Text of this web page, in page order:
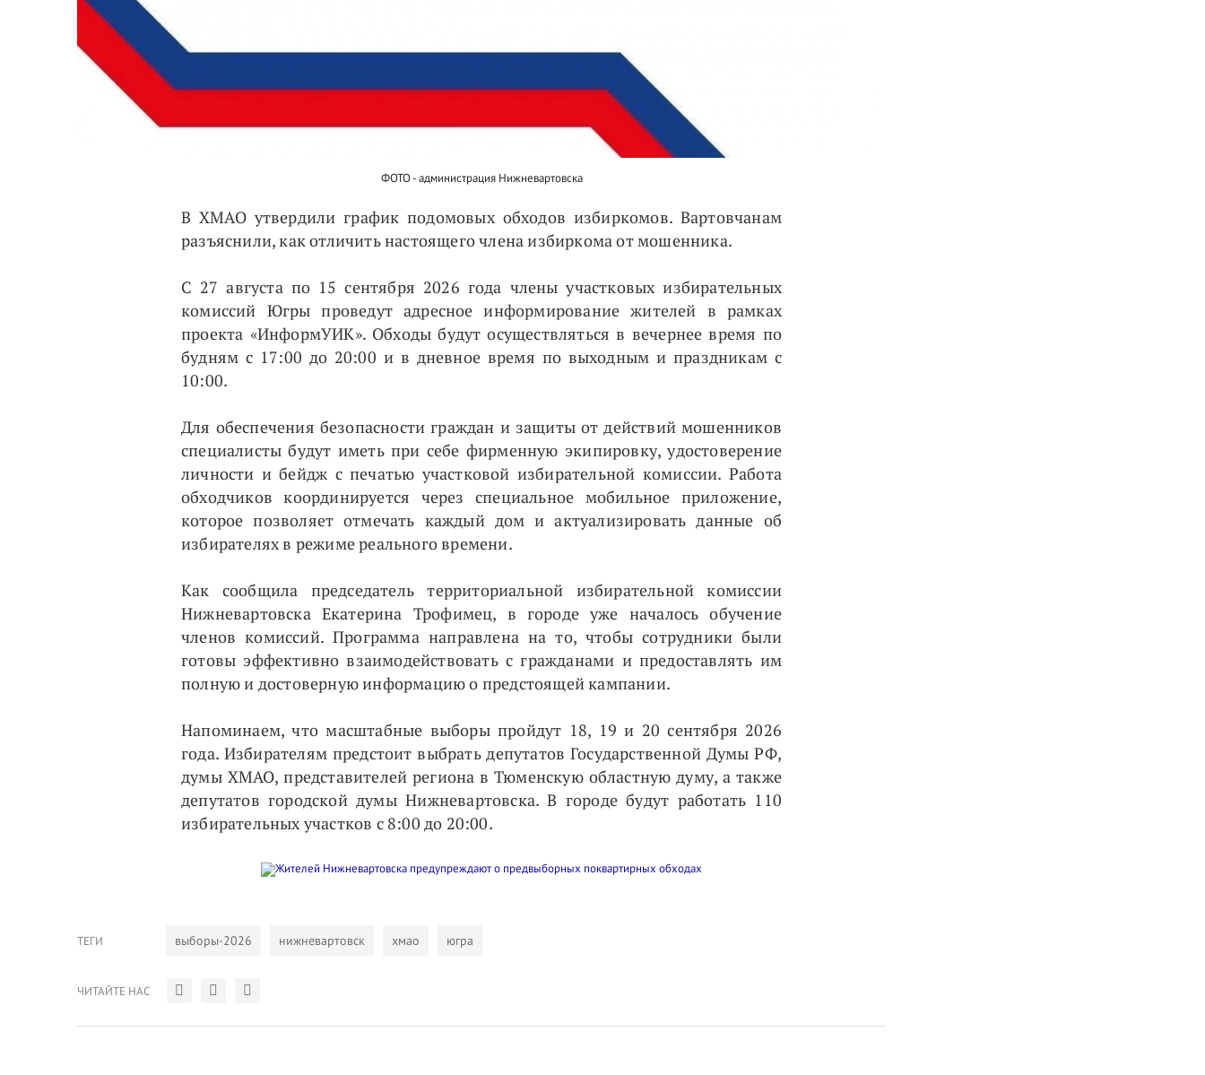
ФОТО - администрация Нижневартовска
В ХМАО утвердили график подомовых обходов избиркомов. Вартовчанам
разъяснили, как отличить настоящего члена избиркома от мошенника.
С 27 августа по 15 сентября 2026 года члены участковых избирательных
комиссий Югры проведут адресное информирование жителей в рамках
проекта «ИнформУИК». Обходы будут осуществляться в вечернее время по
будням с 17:00 до 20:00 и в дневное время по выходным и праздникам с
10:00.
Для обеспечения безопасности граждан и защиты от действий мошенников
специалисты будут иметь при себе фирменную экипировку, удостоверение
личности и бейдж с печатью участковой избирательной комиссии. Работа
обходчиков координируется через специальное мобильное приложение,
которое позволяет отмечать каждый дом и актуализировать данные об
избирателях в режиме реального времени.
Как сообщила председатель территориальной избирательной комиссии
Нижневартовска Екатерина Трофимец, в городе уже началось обучение
членов комиссий. Программа направлена на то, чтобы сотрудники были
готовы эффективно взаимодействовать с гражданами и предоставлять им
полную и достоверную информацию о предстоящей кампании.
Напоминаем, что масштабные выборы пройдут 18, 19 и 20 сентября 2026
года. Избирателям предстоит выбрать депутатов Государственной Думы РФ,
думы ХМАО, представителей региона в Тюменскую областную думу, а также
депутатов городской думы Нижневартовска. В городе будут работать 110
избирательных участков с 8:00 до 20:00.
ТЕГИ выборы-2026 нижневартовск хмао югра
ЧИТАЙТЕ НАС